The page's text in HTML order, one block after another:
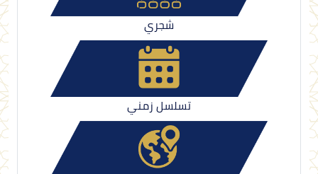
شجري
تسلسل زمني